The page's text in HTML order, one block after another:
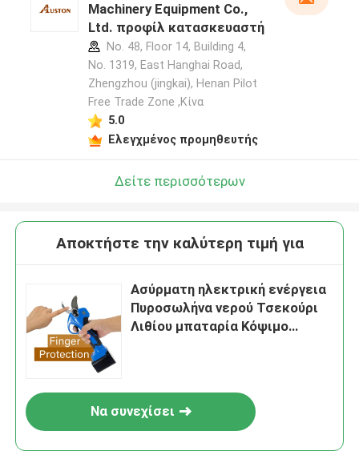
Machinery Equipment Co.,
Ltd. προφίλ κατασκευαστή
No. 48, Floor 14, Building 4,
No. 1319, East Hanghai Road,
Zhengzhou (jingkai), Henan Pilot
Free Trade Zone ,Κίνα
5.0
Ελεγχμένος προμηθευτής
Δείτε περισσότερων
Αποκτήστε την καλύτερη τιμή για
Ασύρματη ηλεκτρική ενέργεια
Πυροσωλήνα νερού Τσεκούρι
Λιθίου μπαταρία Κόψιμο
Να συνεχίσει